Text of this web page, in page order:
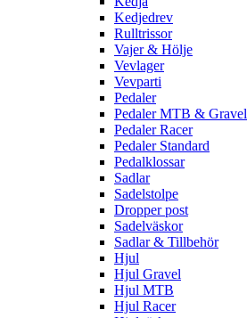
Kedjedrev
Rulltrissor
Vajer & Hölje
Vevlager
Vevparti
Pedaler
Pedaler MTB & Gravel
Pedaler Racer
Pedaler Standard
Pedalklossar
Sadlar
Sadelstolpe
Dropper post
Sadelväskor
Sadlar & Tillbehör
Hjul
Hjul Gravel
Hjul MTB
Hjul Racer